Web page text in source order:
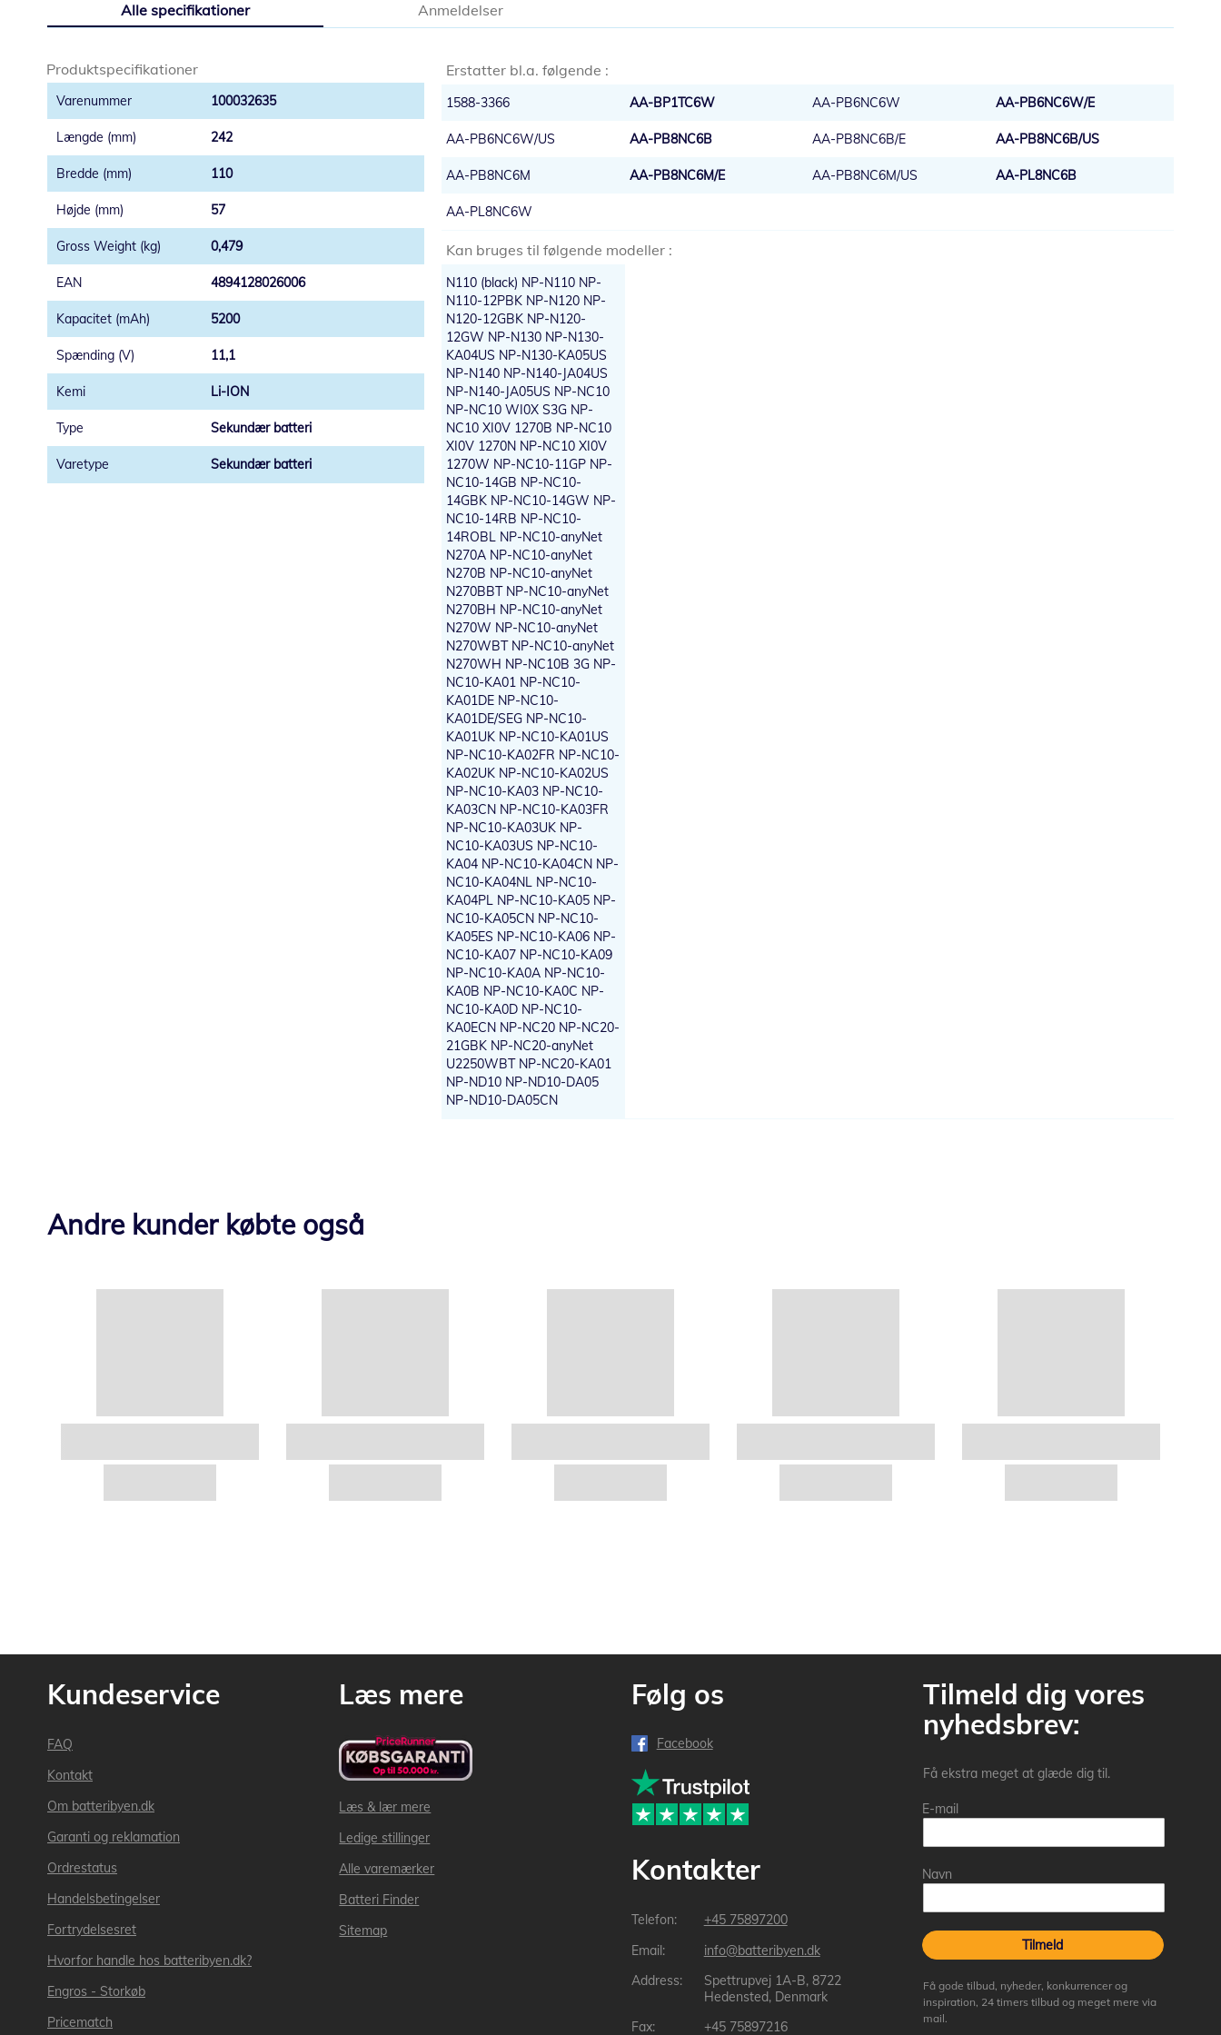
af
Alle specifikationer
Produktspecifikationer
100032635
242
110
57
0,479
4894128026006
5200
11,1
Li-ION
Sekundær batteri
Sekundær batteri
Erstatter bl.a. følgende :
1588-3366 AA-BP1TC6W AA-PB6NC6W AA-PB6NC6W/E
AA-PB6NC6W/US AA-PB8NC6B AA-PB8NC6B/E AA-PB8NC6B/US
AA-PB8NC6M AA-PB8NC6M/E AA-PB8NC6M/US AA-PL8NC6B
AA-PL8NC6W
Kan bruges til følgende modeller :
N110 (black) NP-N110 NP-
N110-12PBK NP-N120 NP-
N120-12GBK NP-N120-
12GW NP-N130 NP-N130-
KA04US NP-N130-KA05US
NP-N140 NP-N140-JA04US
NP-N140-JA05US NP-NC10
NP-NC10 WI0X S3G NP-
NC10 XI0V 1270B NP-NC10
XI0V 1270N NP-NC10 XI0V
1270W NP-NC10-11GP NP-
NC10-14GB NP-NC10-
14GBK NP-NC10-14GW NP-
NC10-14RB NP-NC10-
14ROBL NP-NC10-anyNet
N270A NP-NC10-anyNet
N270B NP-NC10-anyNet
N270BBT NP-NC10-anyNet
N270BH NP-NC10-anyNet
N270W NP-NC10-anyNet
N270WBT NP-NC10-anyNet
N270WH NP-NC10B 3G NP-
NC10-KA01 NP-NC10-
KA01DE NP-NC10-
KA01DE/SEG NP-NC10-
KA01UK NP-NC10-KA01US
NP-NC10-KA02FR NP-NC10-
KA02UK NP-NC10-KA02US
NP-NC10-KA03 NP-NC10-
KA03CN NP-NC10-KA03FR
NP-NC10-KA03UK NP-
NC10-KA03US NP-NC10-
KA04 NP-NC10-KA04CN NP-
NC10-KA04NL NP-NC10-
KA04PL NP-NC10-KA05 NP-
NC10-KA05CN NP-NC10-
KA05ES NP-NC10-KA06 NP-
NC10-KA07 NP-NC10-KA09
NP-NC10-KA0A NP-NC10-
KA0B NP-NC10-KA0C NP-
NC10-KA0D NP-NC10-
KA0ECN NP-NC20 NP-NC20-
21GBK NP-NC20-anyNet
U2250WBT NP-NC20-KA01
NP-ND10 NP-ND10-DA05
NP-ND10-DA05CN
Anmeldelser
Andre kunder købte også
Kundeservice
FAQ
Kontakt
Om batteribyen.dk
Garanti og reklamation
Ordrestatus
Handelsbetingelser
Fortrydelsesret
Hvorfor handle hos batteribyen.dk?
Engros - Storkøb
Pricematch
Læs mere
Læs & lær mere
Ledige stillinger
Alle varemærker
Batteri Finder
Sitemap
Følg os
Facebook
Kontakter
+45 75897200
info@batteribyen.dk
Spettrupvej 1A-B, 8722
Hedensted, Denmark
+45 75897216
Tilmeld dig vores
nyhedsbrev:
Få ekstra meget at glæde dig til.
E-mail
Navn
Tilmeld
Få gode tilbud, nyheder, konkurrencer og
inspiration, 24 timers tilbud og meget mere via
mail.